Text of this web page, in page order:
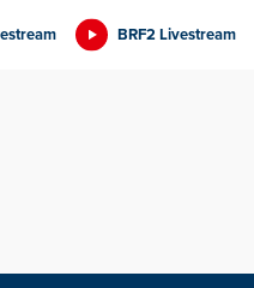
BRF2 Livestream